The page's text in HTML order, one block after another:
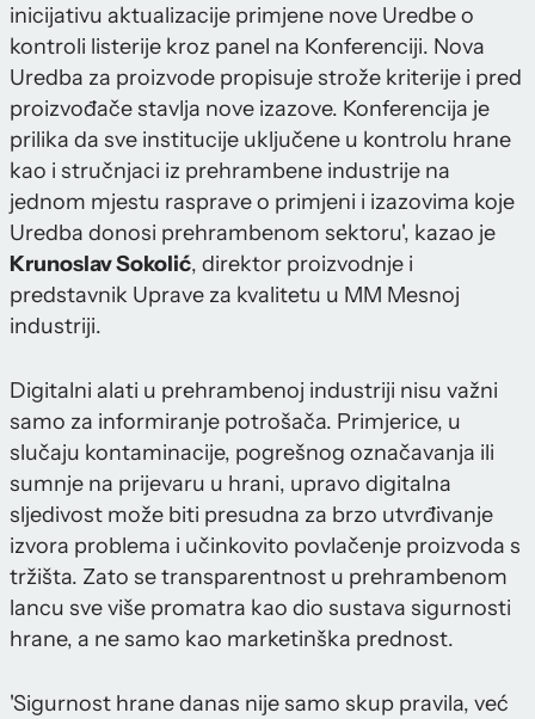
inicijativu aktualizacije primjene nove Uredbe o
kontroli listerije kroz panel na Konferenciji. Nova
Uredba za proizvode propisuje strože kriterije i pred
proizvođače stavlja nove izazove. Konferencija je
prilika da sve institucije uključene u kontrolu hrane
kao i stručnjaci iz prehrambene industrije na
jednom mjestu rasprave o primjeni i izazovima koje
Uredba donosi prehrambenom sektoru', kazao je
Krunoslav Sokolić, direktor proizvodnje i
predstavnik Uprave za kvalitetu u MM Mesnoj
industriji.
Digitalni alati u prehrambenoj industriji nisu važni
samo za informiranje potrošača. Primjerice, u
slučaju kontaminacije, pogrešnog označavanja ili
sumnje na prijevaru u hrani, upravo digitalna
sljedivost može biti presudna za brzo utvrđivanje
izvora problema i učinkovito povlačenje proizvoda s
tržišta. Zato se transparentnost u prehrambenom
lancu sve više promatra kao dio sustava sigurnosti
hrane, a ne samo kao marketinška prednost.
'Sigurnost hrane danas nije samo skup pravila, već